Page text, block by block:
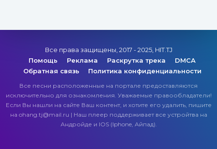
Все права защищены, 2017 - 2025, HIT.TJ
Помощь
Реклама Раскрутка трека
DMCA
Обратная связь
Политика конфиденциальности
Все песни расположенные на портале предоставляются
исключительно для ознакомления. Уважаемые правообладатели!
Если Вы нашли на сайте Ваш контент, и хотите его удалить, пишите
на ohang.tj@mail.ru | Наш плеер поддерживает все устройтва на
Андройде и IOS (Iphone, Айпад).